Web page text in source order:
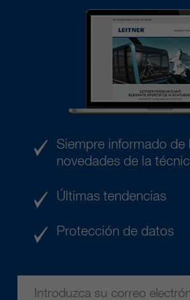
Siempre informado de
novedades de la
Últimas tendencias
Protección de datos